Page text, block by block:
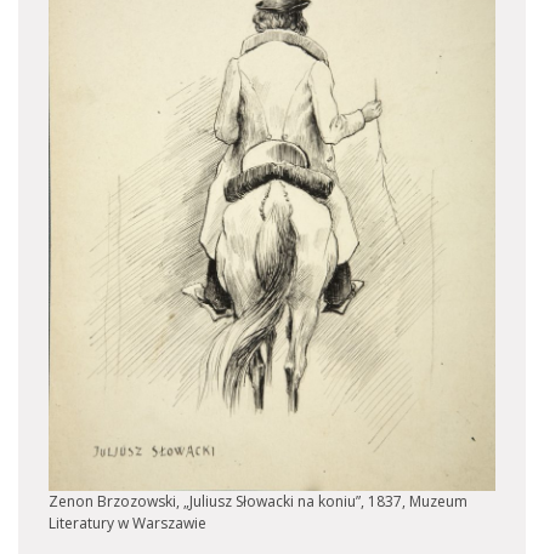
Zenon Brzozowski, „Juliusz Słowacki na koniu”, 1837, Muzeum
Literatury w Warszawie